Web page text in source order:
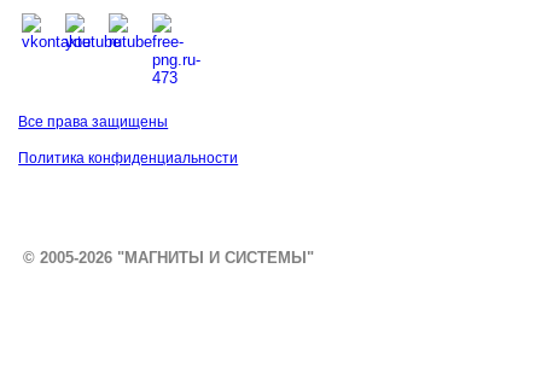
Все права защищены
Политика конфиденциальности
© 2005-2026 "МАГНИТЫ И СИСТЕМЫ"